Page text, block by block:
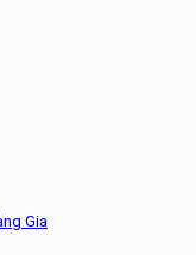
Gia